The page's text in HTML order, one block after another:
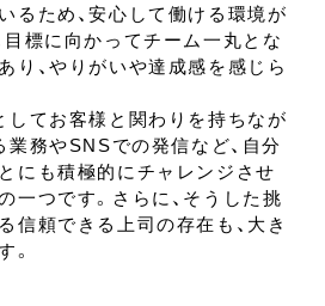
るため、安心して働ける環境が
目標に向かってチーム一丸とな
り、やりがいや達成感を感じら
してお客様と関わりを持ちなが
業務やSNSでの発信など、自分
にも積極的にチャレンジさせ
一つです。さらに、そうした挑
信頼できる上司の存在も、大き
。